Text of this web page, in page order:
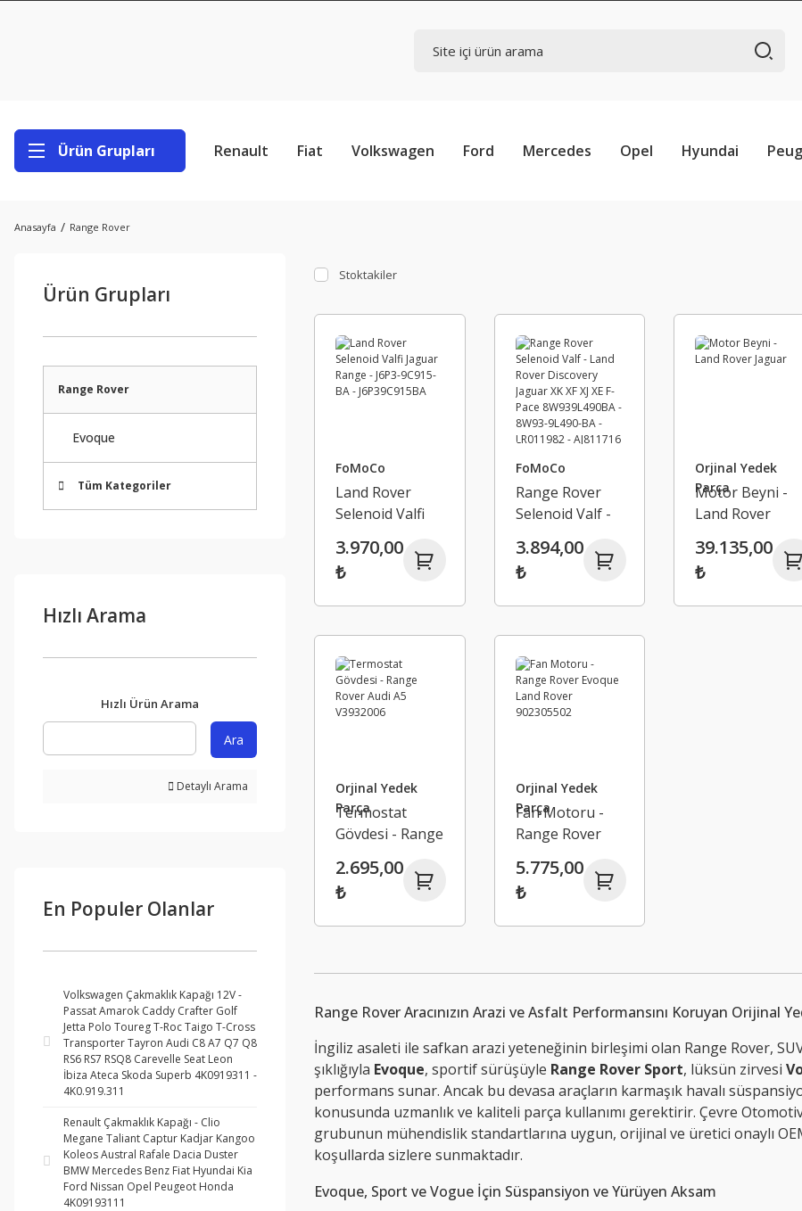
Ürün Grupları Renault Fiat Volkswagen Ford Mercedes Opel Hyundai
Anasayfa Range Rover
Ürün Grupları
Range Rover
Evoque
Tüm Kategoriler
Hızlı Arama
Hızlı Ürün Arama
Ara
Detaylı Arama
En Populer Olanlar
Volkswagen Çakmaklık Kapağı 12V -
Passat Amarok Caddy Crafter Golf
Jetta Polo Toureg T-Roc Taigo T-Cross
Transporter Tayron Audi C8 A7 Q7 Q8
RS6 RS7 RSQ8 Carevelle Seat Leon
İbiza Ateca Skoda Superb 4K0919311 -
4K0.919.311
Renault Çakmaklık Kapağı - Clio
Megane Taliant Captur Kadjar Kangoo
Koleos Austral Rafale Dacia Duster
BMW Mercedes Benz Fiat Hyundai Kia
Ford Nissan Opel Peugeot Honda
4K09193111
Stoktakiler
FoMoCo
Land Rover
Selenoid Valfi
J6P3-9C915-BA
- J6P39C915BA
3.970,00
₺
FoMoCo
Range Rover
Selenoid Valf -
Discovery
Jaguar XK XF XJ
8W93-9L490-BA
- LR011982 -
AJ811716
3.894,00
₺
Orjinal Yedek
Parça
Motor Beyni -
Land Rover
39.135,00
₺
Orjinal Yedek
Parça
Termostat
Gövdesi - Range
V3932006
2.695,00
₺
Orjinal Yedek
Parça
Fan Motoru -
Range Rover
Rover
902305502
5.775,00
₺
Range Rover Aracınızın Arazi ve Asfalt Performansını Koruyan Orijinal
İngiliz asaleti ile safkan arazi yeteneğinin birleşimi olan Range Rover,
şıklığıyla Evoque, sportif sürüşüyle Range Rover Sport, lüksün zirvesi
performans sunar. Ancak bu devasa araçların karmaşık havalı
konusunda uzmanlık ve kaliteli parça kullanımı gerektirir. Çevre
grubunun mühendislik standartlarına uygun, orijinal ve üretici onaylı
koşullarda sizlere sunmaktadır.
Evoque, Sport ve Vogue İçin Süspansiyon ve Yürüyen Aksam